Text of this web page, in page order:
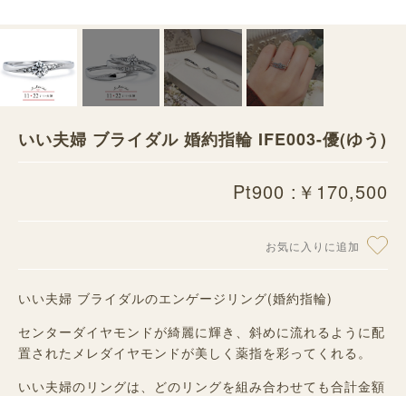
いい夫婦 ブライダル 婚約指輪 IFE003-優(ゆう)
Pt900 :￥170,500
お気に入りに追加
いい夫婦 ブライダルのエンゲージリング(婚約指輪)
センターダイヤモンドが綺麗に輝き、斜めに流れるように配
置されたメレダイヤモンドが美しく薬指を彩ってくれる。
いい夫婦のリングは、どのリングを組み合わせても合計金額